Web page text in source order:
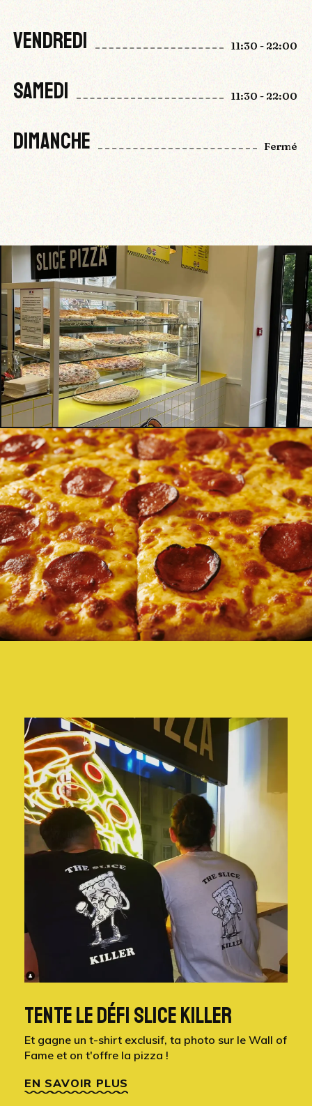
VENDREDI 11:30 - 22:00
SAMEDI 11:30 - 22:00
DIMANCHE Fermé
TENTE LE DÉFI SLICE KILLER
Et gagne un t-shirt exclusif, ta photo sur le Wall of
Fame et on t'offre la pizza !
EN SAVOIR PLUS